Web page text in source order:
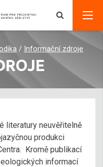
/ Informační zdroje
literatury neuvěřitelně
produkci
Kromě publikací
informací